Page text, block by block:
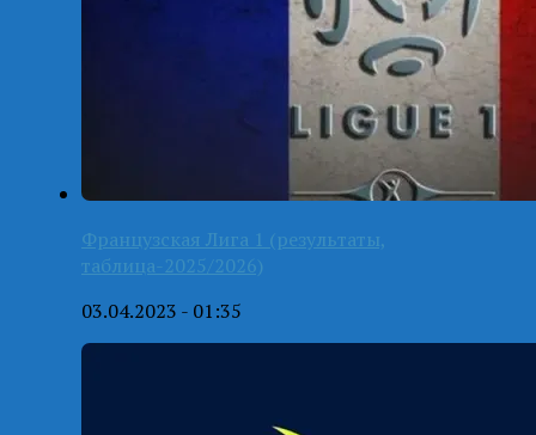
Французская Лига 1 (результаты,
таблица-2025/2026)
03.04.2023 - 01:35